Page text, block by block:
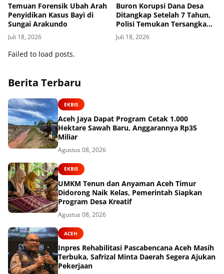
Temuan Forensik Ubah Arah
Penyidikan Kasus Bayi di
Sungai Arakundo
Juli 18, 2026
Buron Korupsi Dana Desa
Ditangkap Setelah 7 Tahun,
Polisi Temukan Tersangka
Bersembunyi sebagai Petani
Kopi
Juli 18, 2026
Failed to load posts.
Berita Terbaru
EKBIS
Aceh Jaya Dapat Program Cetak 1.000
Hektare Sawah Baru, Anggarannya Rp35
Miliar
Agustus 08, 2026
EKBIS
UMKM Tenun dan Anyaman Aceh Timur
Didorong Naik Kelas, Pemerintah Siapkan
Program Desa Kreatif
Agustus 08, 2026
ACEH
Inpres Rehabilitasi Pascabencana Aceh Masih
Terbuka, Safrizal Minta Daerah Segera Ajukan
Pekerjaan